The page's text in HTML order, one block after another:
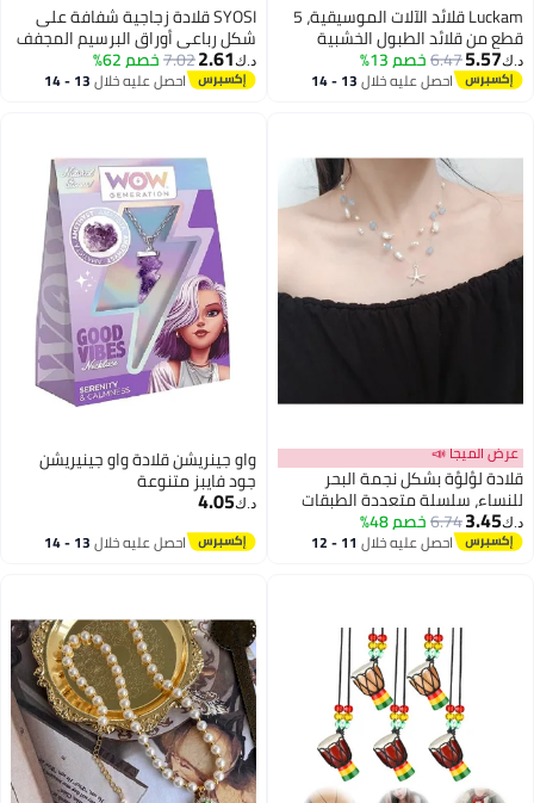
Luckam قلائد الآلات الموسيقية، 5
قطع من قلائد الطبول الخشبية
الكلاسيكية، قلادة صغيرة لطبول
البونغو الأفريقية، مجوهرات
د.ك‏5.57
6.47خصم 13%
احصل عليه خلال 13 - 14
SYOSI قلادة زجاجية شفافة على
شكل رباعي أوراق البرسيم المجفف
المضغوط جميلة، كرة دائرية للبنات
والنساء، هدية ليوم الأم
د.ك‏2.61
7.02خصم 62%
احصل عليه خلال 13 - 14
عرض الميجا 📣
قلادة لؤلؤة بشكل نجمة البحر
للنساء، سلسلة متعددة الطبقات
للترقوة لعطلة شاطئية، إكسسوار
تشوكر بسيط ومنعش، مناسب
د.ك‏3.45
6.74خصم 48%
احصل عليه خلال 11 - 12
واو جينريشن قلادة واو جينيريشن
جود فايبز متنوعة
د.ك‏4.05
احصل عليه خلال 13 - 14